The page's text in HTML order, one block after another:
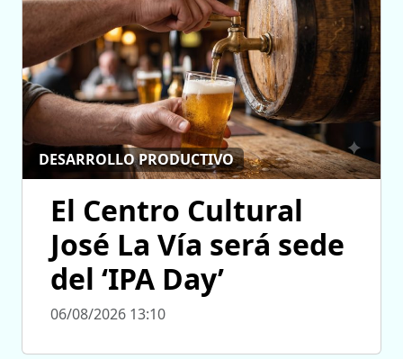
DESARROLLO PRODUCTIVO
El Centro Cultural
José La Vía será sede
del ‘IPA Day’
06/08/2026 13:10